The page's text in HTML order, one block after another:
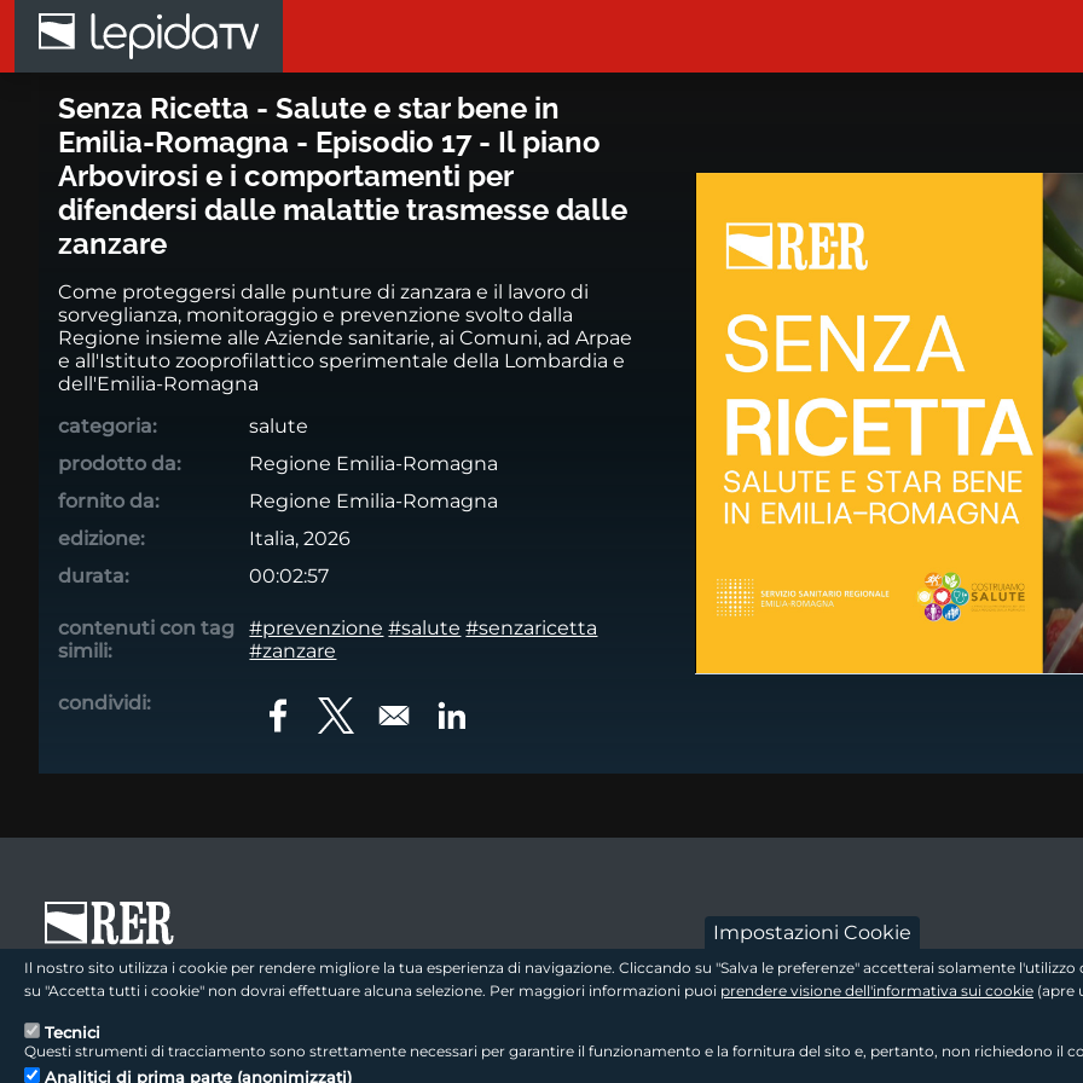
Salta al contenuto principale
Senza Ricetta - Salute e star bene in Emilia-Romagna -
Senza Ricetta - Salute e star bene in
Emilia-Romagna - Episodio 17 - Il piano
Arbovirosi e i comportamenti per
difendersi dalle malattie trasmesse dalle
zanzare
Come proteggersi dalle punture di zanzara e il lavoro di
sorveglianza, monitoraggio e prevenzione svolto dalla
Regione insieme alle Aziende sanitarie, ai Comuni, ad Arpae
e all'Istituto zooprofilattico sperimentale della Lombardia e
dell'Emilia-Romagna
categoria:
salute
prodotto da:
Regione Emilia-Romagna
fornito da:
Regione Emilia-Romagna
edizione:
Italia, 2026
durata:
00:02:57
contenuti con tag
simili:
#prevenzione #salute #senzaricetta
#zanzare
condividi:
Opens in a new window
Opens in a new windowOpens in a new window
footer - sezione logo 1 footer -
footer - sezione colophon
LepidaScpA
footer -
Impostazioni Cookie
Il nostro sito utilizza i cookie per rendere migliore la tua esperienza di navigazione. Cliccando su "Salva le preferenze" accetterai solamente
su "Accetta tutti i cookie" non dovrai effettuare alcuna selezione. Per maggiori informazioni puoi prendere visione dell'informativa sui cookie (apre
Tecnici
Questi strumenti di tracciamento sono strettamente necessari per garantire il funzionamento e la fornitura del sito e, pertanto, non richiedono il
Analitici di prima parte (anonimizzati)